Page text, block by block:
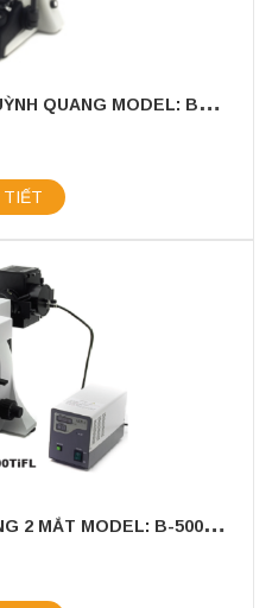
K
ÍNH HIỂN VI SINH HỌC HUỲNH QUANG MODEL: B353LD2
TIẾT
K
ÍNH HIỂN VI HUỲNH QUANG 2 MẮT MODEL: B-500TIFL